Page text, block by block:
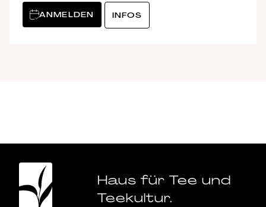
ANMELDEN INFOS
Haus für Tee und
Teekultur.